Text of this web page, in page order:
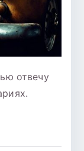
отвечу